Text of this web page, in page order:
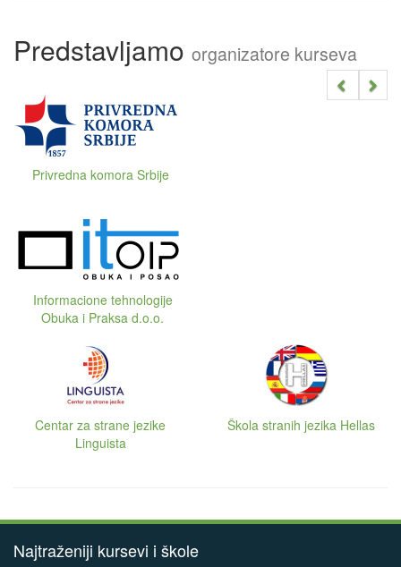
Predstavljamo organizatore kurseva
Privredna komora Srbije
Informacione tehnologije
Obuka i Praksa d.o.o.
Centar za strane jezike
Linguista
Škola stranih jezika Hellas
Najtraženiji kursevi i škole